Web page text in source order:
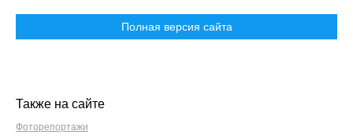
Полная версия сайта
Также на сайте
Фоторепортажи